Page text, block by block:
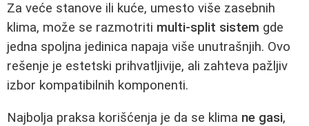
Za veće stanove ili kuće, umesto više zasebnih
klima, može se razmotriti multi-split sistem gde
jedna spoljna jedinica napaja više unutrašnjih. Ovo
rešenje je estetski prihvatljivije, ali zahteva pažljiv
izbor kompatibilnih komponenti.
Najbolja praksa korišćenja je da se klima ne gasi,